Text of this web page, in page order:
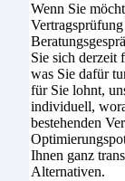
Wenn Sie
Sie sich derzeit
was Sie dafür
für Sie lohnt,
individuell,
bestehenden
Ihnen ganz
Alternativen.